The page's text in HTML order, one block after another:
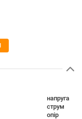
напруга
струм
опір